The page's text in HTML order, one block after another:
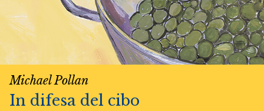
Michael Pollan
In difesa del cibo